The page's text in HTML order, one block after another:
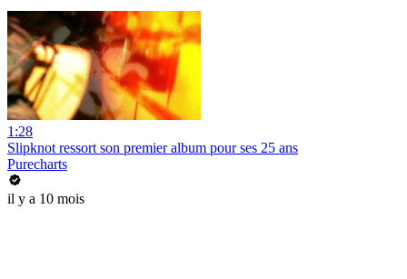
1:28
Slipknot ressort son premier album pour ses 25 ans
Purecharts
il y a 10 mois